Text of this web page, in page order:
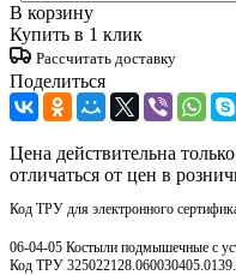
В корзину
Купить в 1 клик
Рассчитать доставку
Поделиться
Цена действительна
отличаться от цен в
Код ТРУ для электронного
06-04-05 Костыли подмышечные с
Код ТРУ